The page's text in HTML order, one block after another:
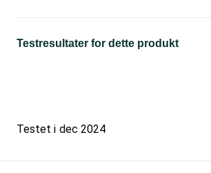
Testresultater for dette produkt
Testet i dec 2024